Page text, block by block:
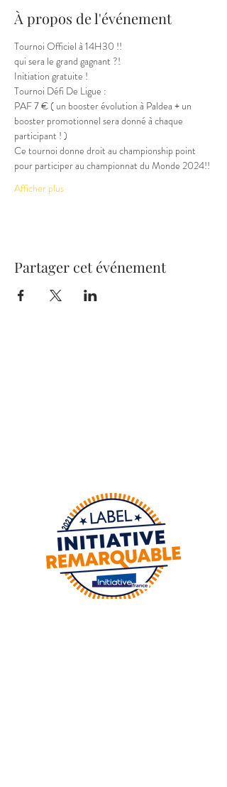
À propos de l'événement
Tournoi Officiel à 14H30 !!
qui sera le grand gagnant ?!
Initiation gratuite !
Tournoi Défi De Ligue :
PAF 7 € ( un booster évolution à Paldea + un
booster promotionnel sera donné à chaque
participant ! )
Ce tournoi donne droit au championship point
pour participer au championnat du Monde 2024!!
Afficher plus
Partager cet événement